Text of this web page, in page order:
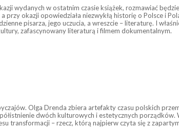
wydanych w ostatnim czasie książek, rozmawiać
okazji opowiedziała niezwykłą historię o Polsce i
pisarza, jego uczucia, a wreszcie – literaturę. I
zafascynowany literaturą i filmem dokumentalnym.
Olga Drenda zbiera artefakty czasu polskich
dwóch kulturowych i estetycznych
transformacji – rzecz, którą najpierw czyta się z